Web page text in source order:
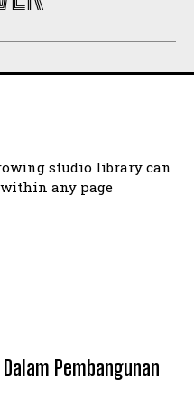
studio library can
within any page
Pembangunan